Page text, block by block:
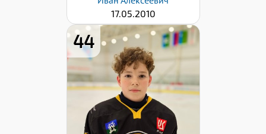
17.05.2010
44
Дата заявки:
12.12.2024